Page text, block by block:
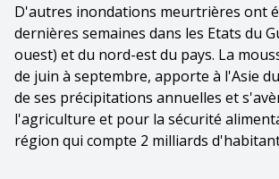
D'autres inondations meurtrières ont
dernières semaines dans les Etats du
ouest) et du nord-est du pays. La
de juin à septembre, apporte à l'Asie du
de ses précipitations annuelles et
l'agriculture et pour la sécurité
région qui compte 2 milliards